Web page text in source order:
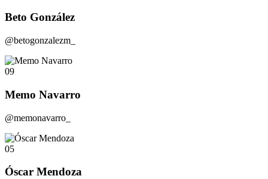
Beto González
@betogonzalezm_
09
Memo Navarro
@memonavarro_
05
Óscar Mendoza